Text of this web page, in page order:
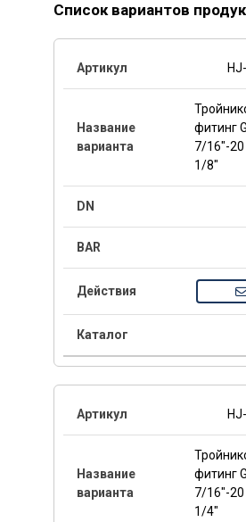
Список вариантов
фитинг
7/16"-20
1/8"
фитинг
7/16"-20
1/4"